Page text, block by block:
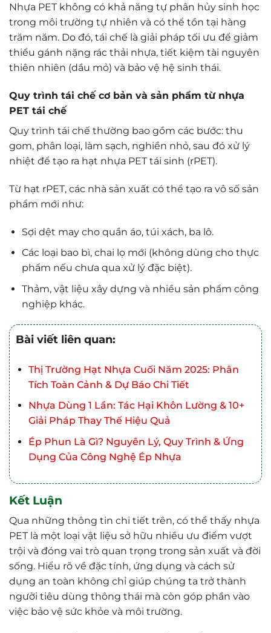
Nhựa PET không có khả năng tự phân hủy sinh học
trong môi trường tự nhiên và có thể tồn tại hàng
trăm năm. Do đó, tái chế là giải pháp tối ưu để giảm
thiểu gánh nặng rác thải nhựa, tiết kiệm tài nguyên
thiên nhiên (dầu mỏ) và bảo vệ hệ sinh thái.
Quy trình tái chế cơ bản và sản phẩm từ nhựa
PET tái chế
Quy trình tái chế thường bao gồm các bước: thu
gom, phân loại, làm sạch, nghiền nhỏ, sau đó xử lý
nhiệt để tạo ra hạt nhựa PET tái sinh (rPET).
Từ hạt rPET, các nhà sản xuất có thể tạo ra vô số sản
phẩm mới như:
Sợi dệt may cho quần áo, túi xách, ba lô.
Các loại bao bì, chai lọ mới (không dùng cho thực
phẩm nếu chưa qua xử lý đặc biệt).
Thảm, vật liệu xây dựng và nhiều sản phẩm công
nghiệp khác.
Bài viết liên quan:
Thị Trường Hạt Nhựa Cuối Năm 2025: Phân
Tích Toàn Cảnh & Dự Báo Chi Tiết
Nhựa Dùng 1 Lần: Tác Hại Khôn Lường & 10+
Giải Pháp Thay Thế Hiệu Quả
Ép Phun Là Gì? Nguyên Lý, Quy Trình & Ứng
Dụng Của Công Nghệ Ép Nhựa
Kết Luận
Qua những thông tin chi tiết trên, có thể thấy nhựa
PET là một loại vật liệu sở hữu nhiều ưu điểm vượt
trội và đóng vai trò quan trọng trong sản xuất và đời
sống. Hiểu rõ về đặc tính, ứng dụng và cách sử
dụng an toàn không chỉ giúp chúng ta trở thành
người tiêu dùng thông thái mà còn góp phần vào
việc bảo vệ sức khỏe và môi trường.